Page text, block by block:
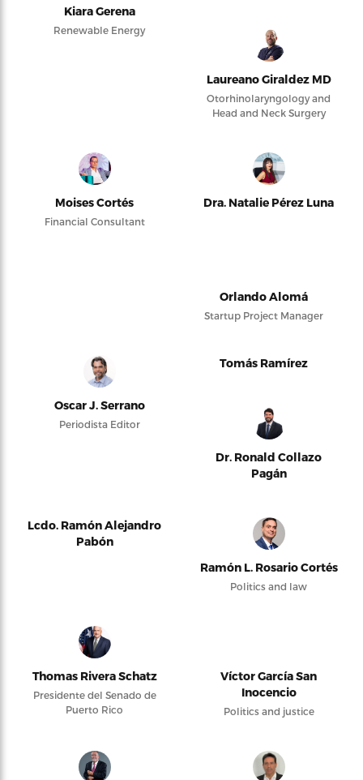
Kiara Gerena
Renewable Energy
Laureano Giraldez MD
Otorhinolaryngology and
Head and Neck Surgery
Moises Cortés
Financial Consultant
Dra. Natalie Pérez Luna
Orlando Alomá
Startup Project Manager
Oscar J. Serrano
Periodista Editor
Tomás Ramírez
Dr. Ronald Collazo
Pagán
Lcdo. Ramón Alejandro
Pabón
Ramón L. Rosario Cortés
Politics and law
Thomas Rivera Schatz
Presidente del Senado de
Puerto Rico
Víctor García San
Inocencio
Politics and justice